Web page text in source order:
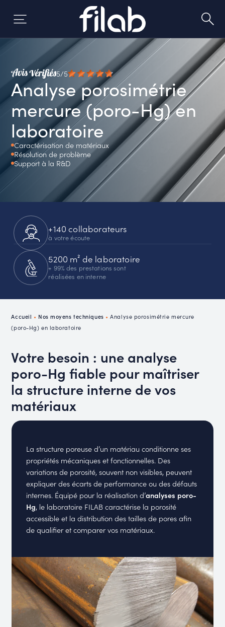
5/5
Analyse porosimétrie
mercure (poro-Hg) en
laboratoire
Caractérisation de matériaux
Résolution de problème
Support à la R&D
+140 collaborateurs
à votre écoute
5200 m² de laboratoire
+ 99% des prestations sont
réalisées en interne
Accueil • Nos moyens techniques •Analyse porosimétrie mercure
(poro-Hg) en laboratoire
Votre besoin : une analyse
poro-Hg fiable pour maîtriser
la structure interne de vos
matériaux
La structure poreuse d’un matériau conditionne ses
propriétés mécaniques et fonctionnelles. Des
variations de porosité, souvent non visibles, peuvent
expliquer des écarts de performance ou des défauts
internes. Équipé pour la réalisation d’analyses poro-
Hg, le laboratoire FILAB caractérise la porosité
accessible et la distribution des tailles de pores afin
de qualifier et comparer vos matériaux.